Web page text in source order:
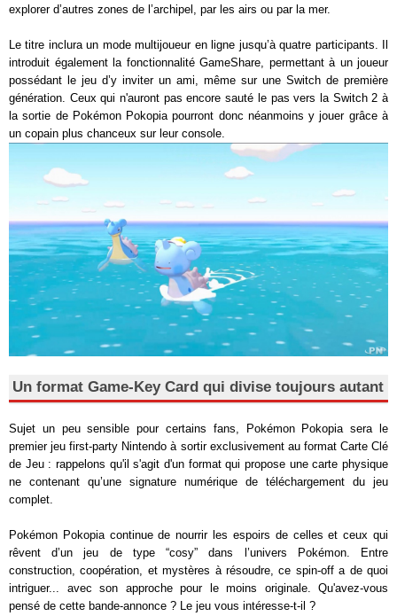
explorer d’autres zones de l’archipel, par les airs ou par la mer.
Le titre inclura un mode multijoueur en ligne jusqu’à quatre participants. Il
introduit également la fonctionnalité GameShare, permettant à un joueur
possédant le jeu d’y inviter un ami, même sur une Switch de première
génération. Ceux qui n'auront pas encore sauté le pas vers la Switch 2 à
la sortie de Pokémon Pokopia pourront donc néanmoins y jouer grâce à
un copain plus chanceux sur leur console.
Un format Game-Key Card qui divise toujours autant
Sujet un peu sensible pour certains fans, Pokémon Pokopia sera le
premier jeu first-party Nintendo à sortir exclusivement au format Carte Clé
de Jeu : rappelons qu'il s'agit d'un format qui propose une carte physique
ne contenant qu’une signature numérique de téléchargement du jeu
complet.
Pokémon Pokopia continue de nourrir les espoirs de celles et ceux qui
rêvent d’un jeu de type “cosy” dans l’univers Pokémon. Entre
construction, coopération, et mystères à résoudre, ce spin-off a de quoi
intriguer... avec son approche pour le moins originale. Qu'avez-vous
pensé de cette bande-annonce ? Le jeu vous intéresse-t-il ?